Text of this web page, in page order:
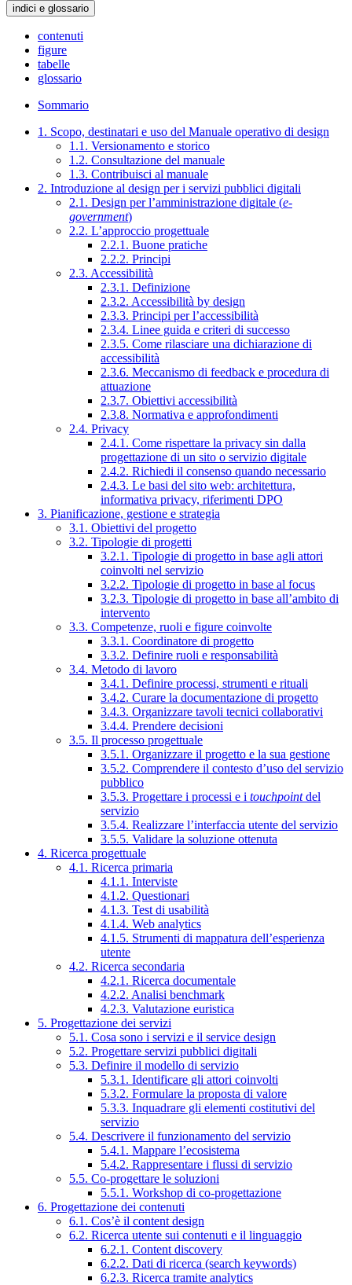
indici e glossario
contenuti
figure
tabelle
glossario
Sommario
1. Scopo, destinatari e uso del Manuale operativo di design
1.1. Versionamento e storico
1.2. Consultazione del manuale
1.3. Contribuisci al manuale
2. Introduzione al design per i servizi pubblici digitali
2.1. Design per l’amministrazione digitale (e-
government)
2.2. L’approccio progettuale
2.2.1. Buone pratiche
2.2.2. Principi
2.3. Accessibilità
2.3.1. Definizione
2.3.2. Accessibilità by design
2.3.3. Principi per l’accessibilità
2.3.4. Linee guida e criteri di successo
2.3.5. Come rilasciare una dichiarazione di
accessibilità
2.3.6. Meccanismo di feedback e procedura di
attuazione
2.3.7. Obiettivi accessibilità
2.3.8. Normativa e approfondimenti
2.4. Privacy
2.4.1. Come rispettare la privacy sin dalla
progettazione di un sito o servizio digitale
2.4.2. Richiedi il consenso quando necessario
2.4.3. Le basi del sito web: architettura,
informativa privacy, riferimenti DPO
3. Pianificazione, gestione e strategia
3.1. Obiettivi del progetto
3.2. Tipologie di progetti
3.2.1. Tipologie di progetto in base agli attori
coinvolti nel servizio
3.2.2. Tipologie di progetto in base al focus
3.2.3. Tipologie di progetto in base all’ambito di
intervento
3.3. Competenze, ruoli e figure coinvolte
3.3.1. Coordinatore di progetto
3.3.2. Definire ruoli e responsabilità
3.4. Metodo di lavoro
3.4.1. Definire processi, strumenti e rituali
3.4.2. Curare la documentazione di progetto
3.4.3. Organizzare tavoli tecnici collaborativi
3.4.4. Prendere decisioni
3.5. Il processo progettuale
3.5.1. Organizzare il progetto e la sua gestione
3.5.2. Comprendere il contesto d’uso del servizio
pubblico
3.5.3. Progettare i processi e i touchpointdel
servizio
3.5.4. Realizzare l’interfaccia utente del servizio
3.5.5. Validare la soluzione ottenuta
4. Ricerca progettuale
4.1. Ricerca primaria
4.1.1. Interviste
4.1.2. Questionari
4.1.3. Test di usabilità
4.1.4. Web analytics
4.1.5. Strumenti di mappatura dell’esperienza
utente
4.2. Ricerca secondaria
4.2.1. Ricerca documentale
4.2.2. Analisi benchmark
4.2.3. Valutazione euristica
5. Progettazione dei servizi
5.1. Cosa sono i servizi e il service design
5.2. Progettare servizi pubblici digitali
5.3. Definire il modello di servizio
5.3.1. Identificare gli attori coinvolti
5.3.2. Formulare la proposta di valore
5.3.3. Inquadrare gli elementi costitutivi del
servizio
5.4. Descrivere il funzionamento del servizio
5.4.1. Mappare l’ecosistema
5.4.2. Rappresentare i flussi di servizio
5.5. Co-progettare le soluzioni
5.5.1. Workshop di co-progettazione
6. Progettazione dei contenuti
6.1. Cos’è il content design
6.2. Ricerca utente sui contenuti e il linguaggio
6.2.1. Content discovery
6.2.2. Dati di ricerca (search keywords)
6.2.3. Ricerca tramite analytics